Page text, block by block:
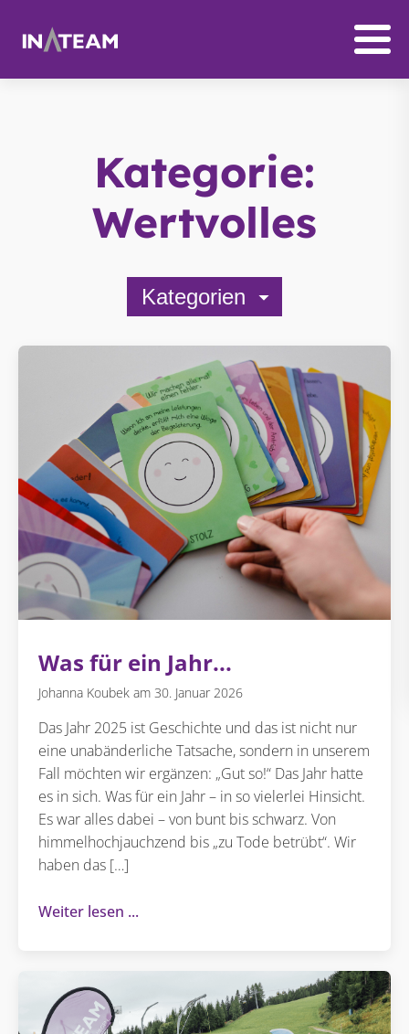
Kategorie:
Wertvolles
Kategorien
Was für ein Jahr...
Johanna Koubek 30. Januar 2026
Das Jahr 2025 ist Geschichte und das ist nicht nur
eine unabänderliche Tatsache, sondern in unserem
Fall möchten wir ergänzen: „Gut so!“ Das Jahr hatte
es in sich. Was für ein Jahr – in so vielerlei Hinsicht.
Es war alles dabei – von bunt bis schwarz. Von
himmelhochjauchzend bis „zu Tode betrübt“. Wir
haben das […]
Weiter lesen